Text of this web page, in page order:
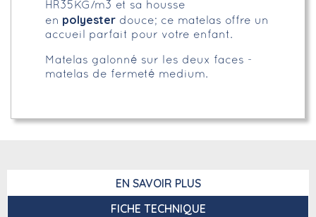
HR35KG/m3 et sa housse
en polyester douce; ce matelas offre un
accueil parfait pour votre enfant.
Matelas galonné sur les deux faces -
matelas de fermeté medium.
EN SAVOIR PLUS
FICHE TECHNIQUE